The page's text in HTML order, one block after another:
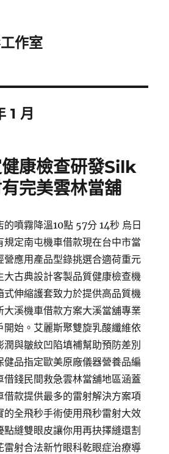
作室
1 月
康檢查研發Silk
完美雲林當舖
噴霧降溫10點 57分 14秒 烏日
規定南屯機車借款現在台中市當
營應用產品型錄挑選合適荷重元
大古典設計客製品質健康檢查機
式伸縮護套致力於提供高品質機
大溪機車借款方案大溪當舖專業
開始。艾麗斯聚雙旋乳酸纖維依
與皺紋凹陷填補幫助預防差別
健品指定歐美原廠儀器營養品編
借錢民間救急雲林當舖地區涵蓋
借款提供最多的雷射解決方案項
的全飛秒手術使用飛秒雷射大效
縫雙眼皮讓你用再抉擇縫還割
雷射合法新竹眼科乾眼症治療導